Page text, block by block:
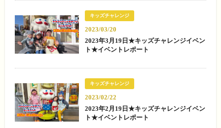
2023/03/20
2023年3月19日★キッズチャレンジイベン
ト★イベントレポート
キッズチャレンジ
2023/02/22
2023年2月19日★キッズチャレンジイベン
ト★イベントレポート
キッズチャレンジ